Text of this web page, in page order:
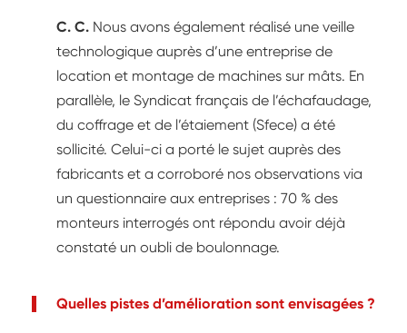
C. C. Nous avons également réalisé une veille
technologique auprès d’une entreprise de
location et montage de machines sur mâts. En
parallèle, le Syndicat français de l’échafaudage,
du coffrage et de l’étaiement (Sfece) a été
sollicité. Celui-ci a porté le sujet auprès des
fabricants et a corroboré nos observations via
un questionnaire aux entreprises : 70 % des
monteurs interrogés ont répondu avoir déjà
constaté un oubli de boulonnage.
Quelles pistes d’amélioration sont envisagées ?